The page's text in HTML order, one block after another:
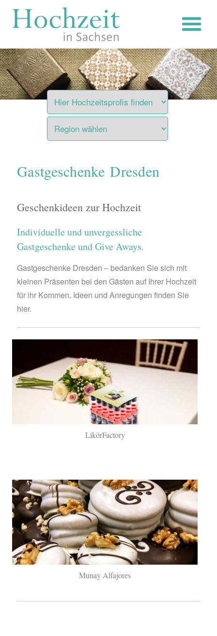
Inhalt
Gastgeschenke Dresden
Geschenkideen zur Hochzeit
Individuelle und unvergessliche
Gastgeschenke und Give Aways.
Gastgeschenke Dresden – bedanken Sie sich mit
kleinen Präsenten bei den Gästen auf Ihrer Hochzeit
für ihr Kommen. Ideen und Anregungen finden Sie
hier.
LikörFactory
Munay Alfajores